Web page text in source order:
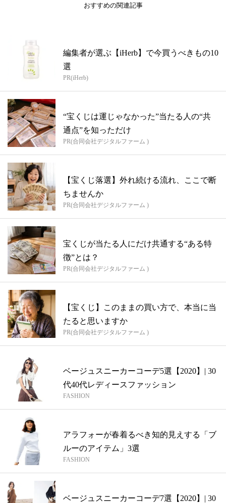
おすすめの関連記事
編集者が選ぶ【iHerb】で今買うべきもの10
選
PR(iHerb)
“宝くじは運じゃなかった”当たる人の“共
通点”を知っただけ
PR(合同会社デジタルファーム )
【宝くじ落選】外れ続ける流れ、ここで断
ちませんか
PR(合同会社デジタルファーム )
宝くじが当たる人にだけ共通する“ある特
徴”とは？
PR(合同会社デジタルファーム )
【宝くじ】このままの買い方で、本当に当
たると思いますか
PR(合同会社デジタルファーム )
ベージュスニーカーコーデ5選【2020】| 30
代40代レディースファッション
FASHION
アラフォーが春着るべき知的見えする「ブ
ルーのアイテム」3選
FASHION
ベージュスニーカーコーデ7選【2020】| 30